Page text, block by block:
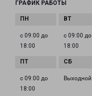
ГРАФИК РАБОТЫ
с 09:00 до
18:00
с 09:00 до
18:00
с 09:00 до
18:00
Выходной